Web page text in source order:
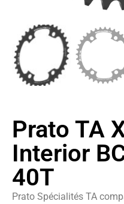
Prato TA
Interior
40T
Prato Spécialités TA